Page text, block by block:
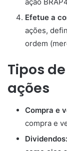
Efetue a
ações,
ordem
Tipos
ações
Compra e
compra e
Dividendos: